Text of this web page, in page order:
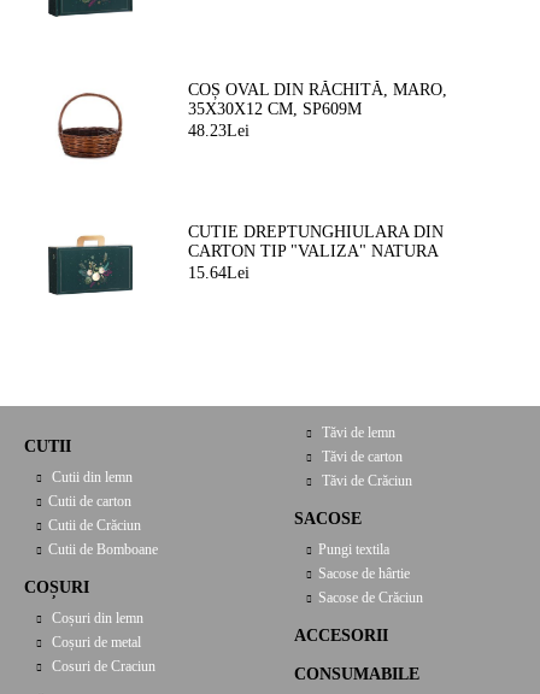
COȘ OVAL DIN RĂCHITĂ, MARO,
35X30X12 CM, SP609M
48.23Lei
CUTIE DREPTUNGHIULARA DIN
CARTON TIP "VALIZA" NATURA
FERMEATA VERDE/AURIE, 33,0 X 18,5
15.64Lei
CUTII
Cutii din lemn
Cutii de carton
Cutii de Crăciun
Cutii de Bomboane
COȘURI
Coșuri din lemn
Coșuri de metal
Cosuri de Craciun
Tăvi de lemn
Tăvi de carton
Tăvi de Crăciun
SACOSE
Pungi textila
Sacose de hârtie
Sacose de Crăciun
ACCESORII
CONSUMABILE